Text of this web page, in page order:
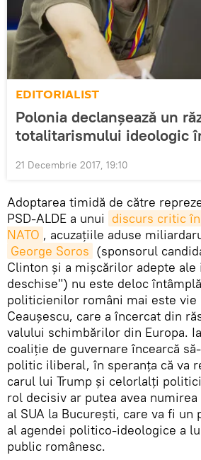
EDITORIALIST
Polonia declanșează un
totalitarismului ideologic
21 Decembrie 2017, 19:10
Adoptarea timidă de către
PSD-ALDE a unui discurs critic
NATO , acuzațiile aduse
George Soros (sponsorul
Clinton și a mișcărilor adepte
deschise") nu este deloc
politicienilor români mai este vie
Ceaușescu, care a încercat din
valului schimbărilor din Europa.
coaliție de guvernare încearcă
politic iliberal, în speranța că va
carul lui Trump și celorlalți
rol decisiv ar putea avea
al SUA la București, care va fi
al agendei politico-ideologice a
public românesc.